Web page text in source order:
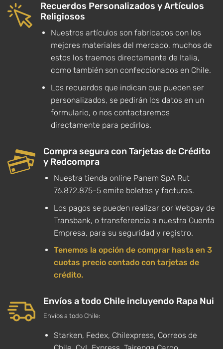
Recuerdos Personalizados y Artículos
Religiosos
Nuestros artículos son fabricados con los
mejores materiales del mercado, muchos de
estos los traemos directamente de Italia,
como también son confeccionados en Chile.
Los recuerdos que indican que pueden ser
personalizados, se pedirán los datos en un
formulario, o nos contactaremos
directamente para pedirlos.
Compra segura con Tarjetas de Crédito
y Redcompra
Nuestra tienda online Panem SpA Rut
76.872.875-5 emite boletas y facturas.
Los pagos se pueden realizar por Webpay de
Transbank, o transferencia a nuestra Cuenta
Empresa, para su seguridad y registro.
Tenemos la opción de comprar hasta en 3
cuotas precio contado con tarjetas de
crédito.
Envíos a todo Chile incluyendo Rapa Nui
Envíos a todo Chile:
Starken, Fedex, Chilexpress, Correos de